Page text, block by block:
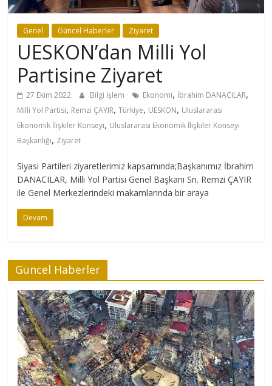
Genel Güncel Haberler Ziyaret
UESKON’dan Milli Yol
Partisine Ziyaret
27 Ekim 2022 Bilgi İşlem Ekonomi, İbrahim DANACILAR,
Milli Yol Partisi, Remzi ÇAYIR,Türkiye, UESKON, Uluslararası
Ekonomik İlişkiler Konseyi, Uluslararası Ekonomik İlişkiler Konseyi
Başkanlığı, Ziyaret
Siyasi Partileri ziyaretlerimiz kapsamında;Başkanımız İbrahim
DANACILAR, Milli Yol Partisi Genel Başkanı Sn. Remzi ÇAYIR
ile Genel Merkezlerindeki makamlarında bir araya
Devam
Güncel Haberler